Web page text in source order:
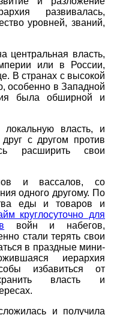
развивалась,
уровней, званий,
центральная власть,
или в России,
В странах с высокой
особенно в Западной
была обширной и
власть, и
с другом против
расширить свои
и вассалов, со
одного другому. По
еды и товаров и
круглосуточно для
войн и набегов,
стали терять свои
в праздные мини-
иерархия
избавиться от
власть и
и получила